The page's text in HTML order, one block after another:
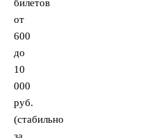
билетов
от
600
до
10
000
руб.
(стабильно